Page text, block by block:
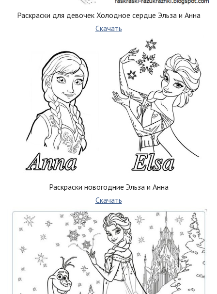
Раскраски для девочек Холодное сердце Эльза и Анна
Скачать
Раскраски новогодние Эльза и Анна
Скачать